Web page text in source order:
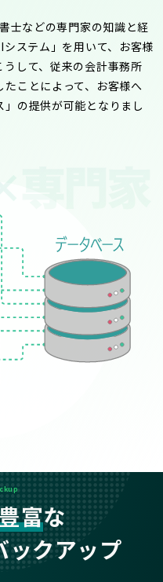
士などの専門家の知識と経
ステム」を用いて、お客様
して、従来の会計事務所
ことによって、お客様へ
」の提供が可能となりまし
富な
ックアップ